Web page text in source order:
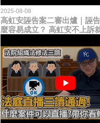
2025-08-08
高虹安誣告案二審出爐｜誣
麼容易成立？ 高虹安不上訴